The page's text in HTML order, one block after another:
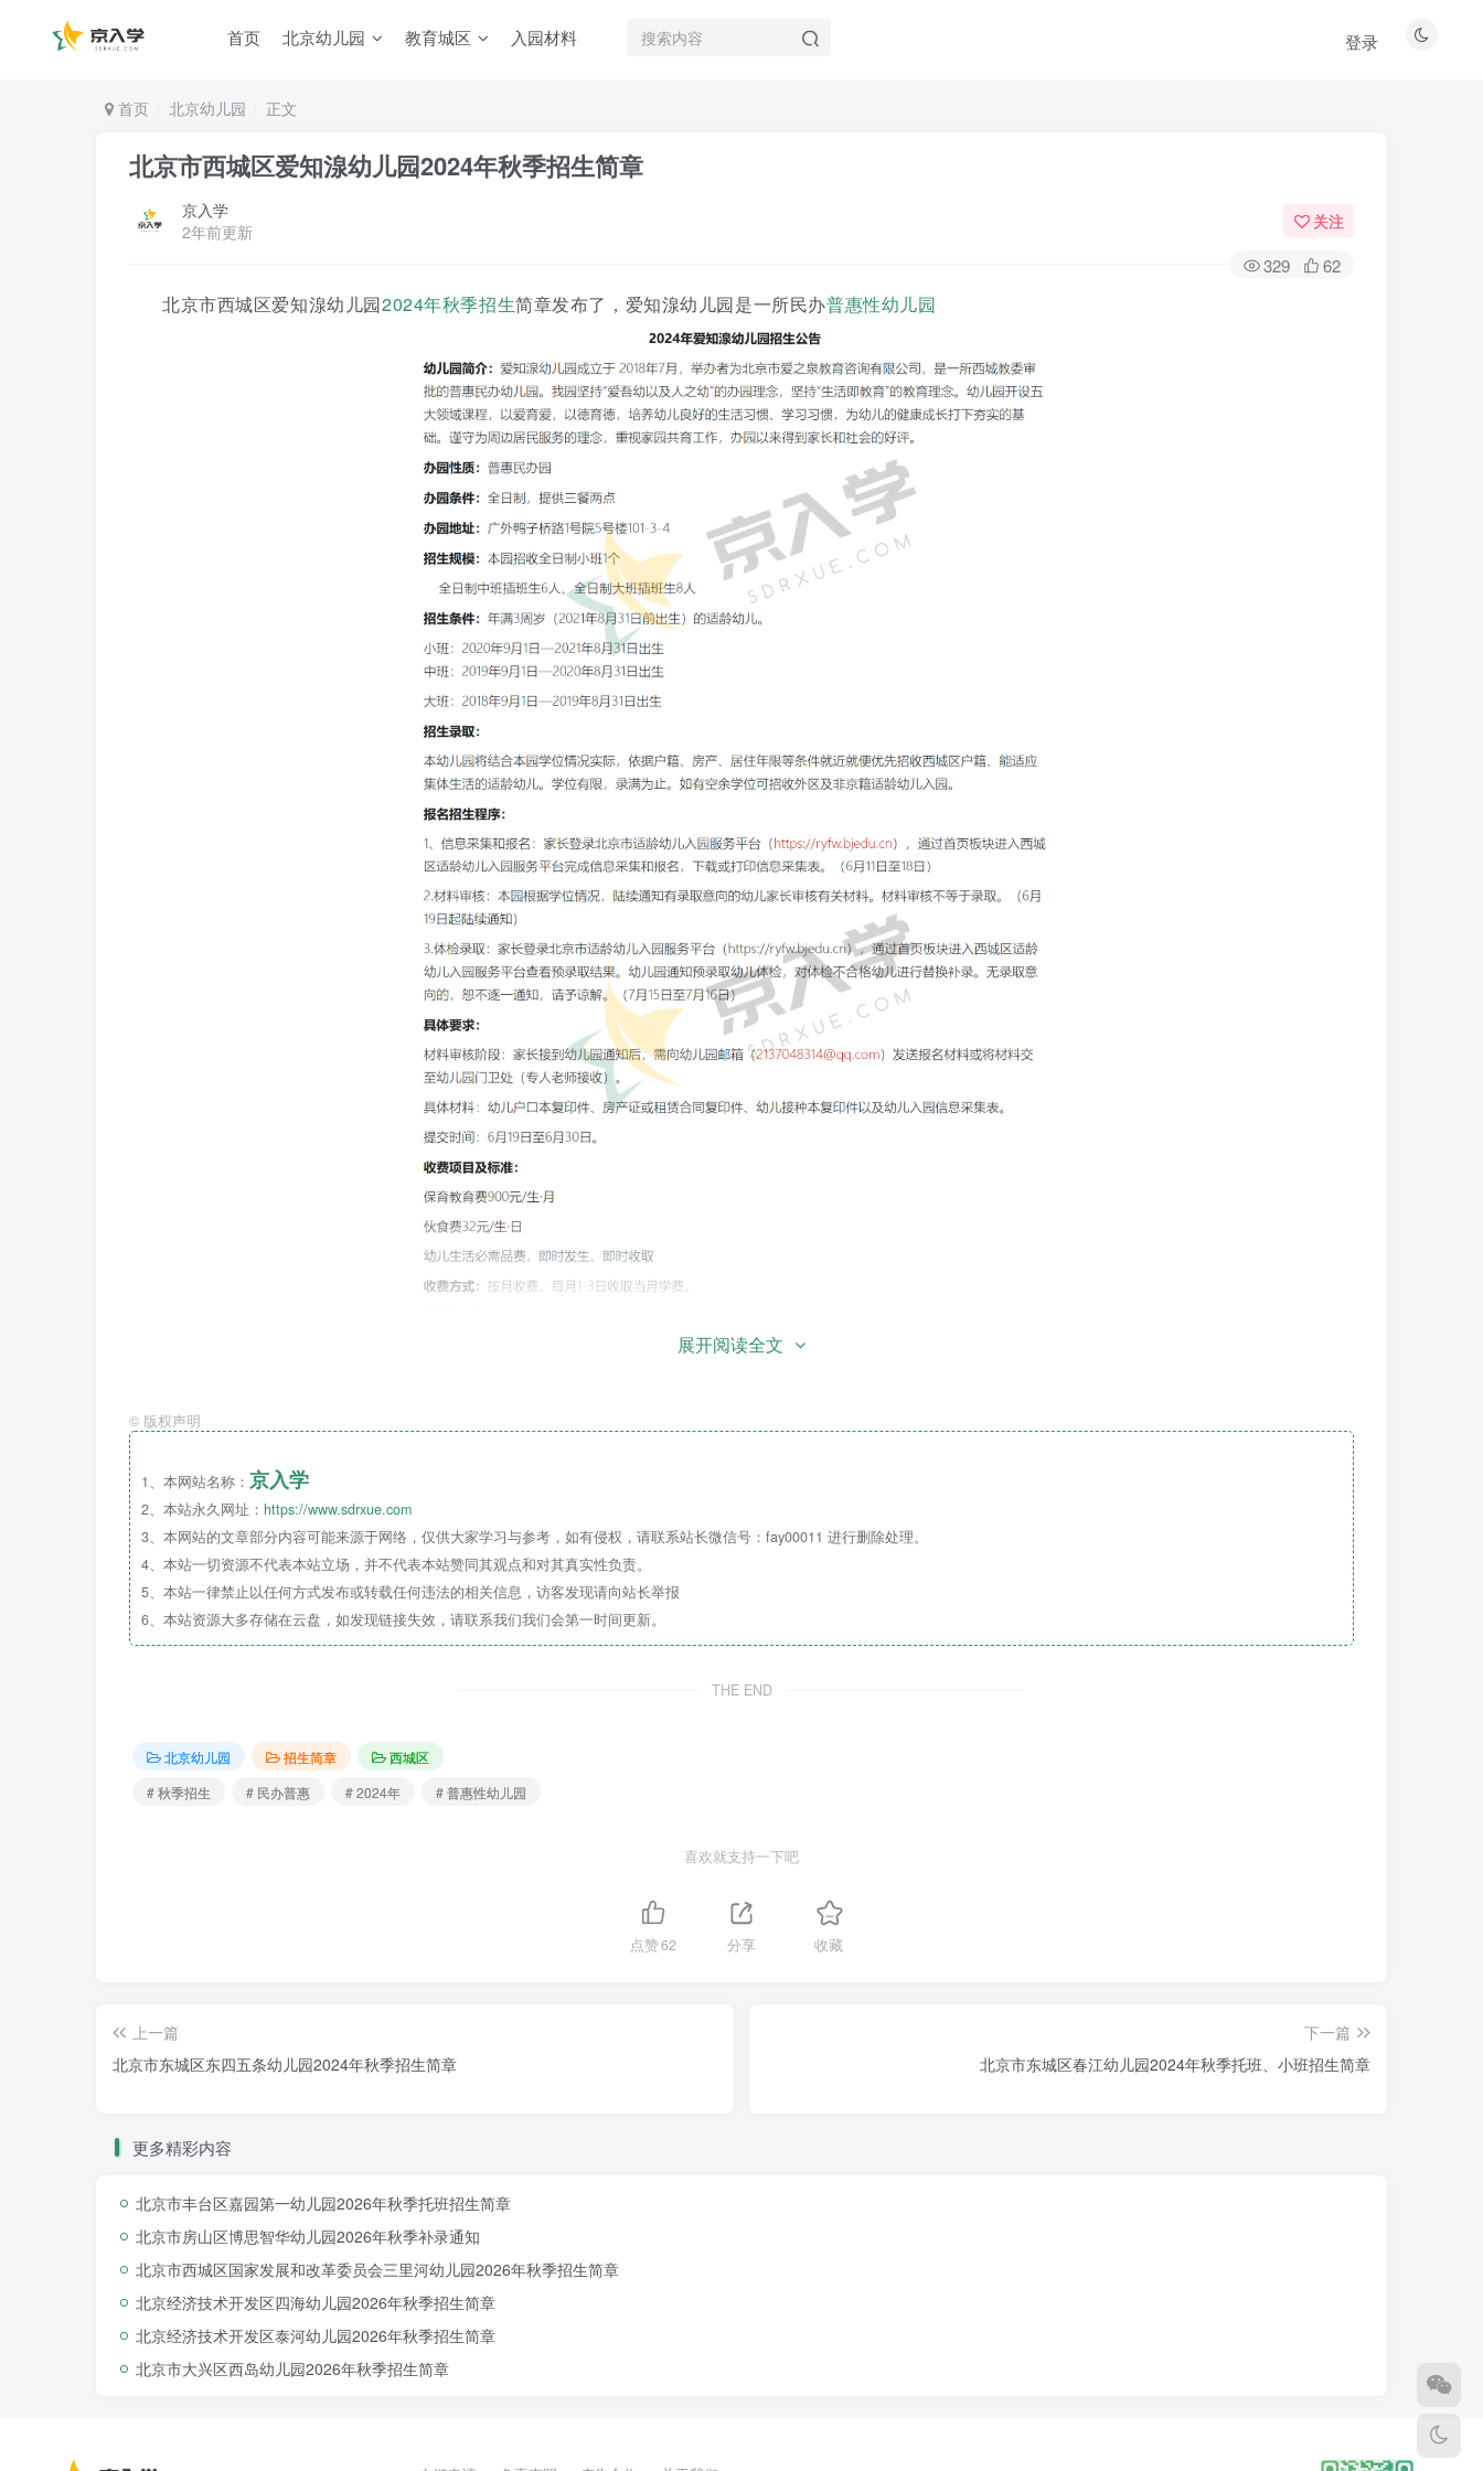
首页 北京幼儿园 教育城区 入园材料 登录
首页 北京幼儿园 正文
北京市西城区爱知湶幼儿园2024年秋季招生简章
京入学
2年前更新
关注
329 62
北京市西城区爱知湶幼儿园2024年秋季招生简章发布了，爱知湶幼儿园是一所民办普惠性幼儿园
北京市西城区爱知湶幼儿园2024年秋季招生简章
展开阅读全文
© 版权声明
1、本网站名称： 京入学
2、本站永久网址： https://www.sdrxue.com
3、本网站的文章部分内容可能来源于网络，仅供大家学习与参考，如有侵权，请联系站长微信号：fay00011 进行删除处理。
4、本站一切资源不代表本站立场，并不代表本站赞同其观点和对其真实性负责。
5、本站一律禁止以任何方式发布或转载任何违法的相关信息，访客发现请向站长举报
6、本站资源大多存储在云盘，如发现链接失效，请联系我们我们会第一时间更新。
THE END
北京幼儿园 招生简章
西城区
# 秋季招生
# 民办普惠 # 2024年 # 普惠性幼儿园
喜欢就支持一下吧
点赞62 分享 收藏
上一篇
北京市东城区东四五条幼儿园2024年秋季招生简章
下一篇
北京市东城区春江幼儿园2024年秋季托班、小班招生简章
更多精彩内容
北京市丰台区嘉园第一幼儿园2026年秋季托班招生简章
北京市房山区博思智华幼儿园2026年秋季补录通知
北京市西城区国家发展和改革委员会三里河幼儿园2026年秋季招生简章
北京经济技术开发区四海幼儿园2026年秋季招生简章
北京经济技术开发区泰河幼儿园2026年秋季招生简章
北京市大兴区西岛幼儿园2026年秋季招生简章